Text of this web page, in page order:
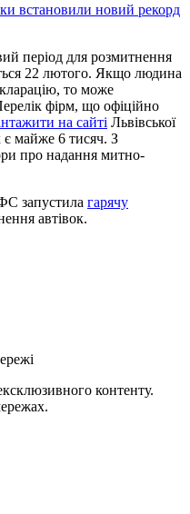
встановили новий рекорд
період для розмитнення
22 лютого. Якщо людина
то може
фірм, що офіційно
на сайті Львівської
є майже 6 тисяч. З
про надання митно-
запустила гарячу
автівок.
контенту.